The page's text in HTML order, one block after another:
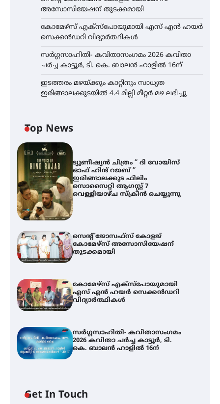
അസോസിയേഷന് തുടക്കമായി
കോമേഴ്സ് എക്സ്പോയുമായി എസ് എൻ ഹയർ
സെക്കൻഡറി വിദ്യാർത്ഥികൾ
സർഗ്ഗസാഹിതി- കവിതാസംഗമം 2026 കവിതാ
ചർച്ച കാട്ടൂർ, ടി. കെ. ബാലൻ ഹാളിൽ 16ന്
ഇടത്തരം മഴയ്ക്കും കാറ്റിനും സാധ്യത
ഇരിങ്ങാലക്കുടയിൽ 4.4 മില്ലി മീറ്റർ മഴ ലഭിച്ചു
Top News
ട്യുണീഷ്യൻ ചിത്രം ” ദി വോയിസ്
ഓഫ് ഹിന്ദ് റജബ് ”
ഇരിങ്ങാലക്കുട ഫിലിം
സൊസൈറ്റി ആഗസ്റ്റ് 7
വെള്ളിയാഴ്ച സ്‌ക്രീൻ ചെയ്യുന്നു
സെന്റ് ജോസഫ്സ് കോളജ്
കോമേഴ്‌സ് അസോസിയേഷന്
തുടക്കമായി
കോമേഴ്സ് എക്സ്പോയുമായി
എസ് എൻ ഹയർ സെക്കൻഡറി
വിദ്യാർത്ഥികൾ
സർഗ്ഗസാഹിതി- കവിതാസംഗമം
2026 കവിതാ ചർച്ച കാട്ടൂർ, ടി.
കെ. ബാലൻ ഹാളിൽ 16ന്
Get In Touch